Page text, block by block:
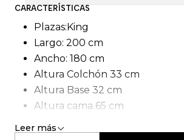
CARACTERÍSTICAS
Plazas:King
Largo: 200 cm
Ancho: 180 cm
Altura Colchón 33 cm
Altura Base 32 cm
Altura cama 65 cm
Tipo de Carcasa: Pocket 5 Zonas
Leer más